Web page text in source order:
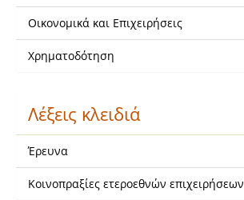
Οικονομικά και Επιχειρήσεις
Χρηματοδότηση
Λέξεις κλειδιά
Έρευνα
Κοινοπραξίες ετεροεθνών επιχειρήσεων